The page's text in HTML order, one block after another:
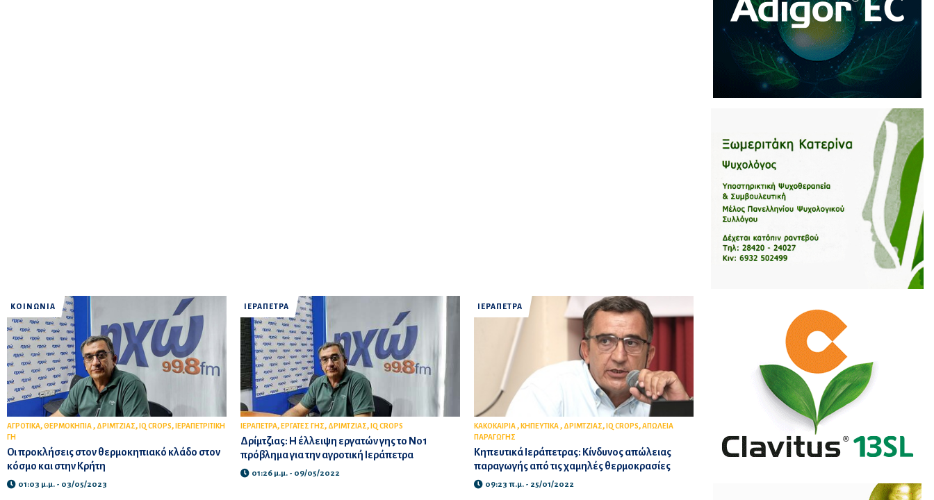
ΚΟΙΝΩΝΙΑ
ΑΓΡΟΤΙΚΑ,ΘΕΡΜΟΚΗΠΙΑ, ΔΡΙΜΤΖΙΑΣ, IQ CROPS,
ΙΕΡΑΠΕΤΡΙΤΙΚΗ
ΓΗ
Οι προκλήσεις στον θερμοκηπιακό κλάδο στον
κόσμο και στην Κρήτη
01:03 μ.μ. - 03/05/2023
ΙΕΡΑΠΕΤΡΑ
ΙΕΡΑΠΕΤΡΑ, ΕΡΓΑΤΕΣ ΓΗΣ, ΔΡΙΜΤΖΙΑΣ, IQ CROPS
Δρίμτζιας: Η έλλειψη εργατών γης το Νο1
πρόβλημα για την αγροτική Ιεράπετρα
01:26 μ.μ. - 09/05/2022
ΙΕΡΑΠΕΤΡΑ
ΚΑΚΟΚΑΙΡΙΑ, ΚΗΠΕΥΤΙΚΑ, ΔΡΙΜΤΖΙΑΣ, IQ CROPS,ΑΠΩΛΕΙΑ
ΠΑΡΑΓΩΓΗΣ
Κηπευτικά Ιεράπετρας: Κίνδυνος απώλειας
παραγωγής από τις χαμηλές θερμοκρασίες
09:23 π.μ. - 25/01/2022